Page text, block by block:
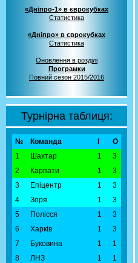
«Дніпро-1» в єврокубках
Статистика
«Дніпро» в єврокубках
Статистика
Оновлення в розділі
Програмки
Повний сезон 2015/2016
Турнірна таблиця:
№ Команда
О
1
Шахтар 1
3
2
Карпати 1
3
3
Епіцентр 1
3
4
Зоря 1
3
5
Полісся 1
3
6
Харків 1
3
7
Буковина 1
1
8
ЛНЗ 1
1